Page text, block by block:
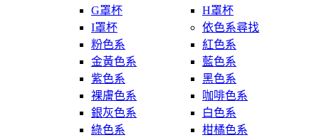
G罩杯
H罩杯
I罩杯
依色系尋找
粉色系
紅色系
金黃色系
藍色系
紫色系
黑色系
裸膚色系
咖啡色系
銀灰色系
白色系
綠色系
柑橘色系